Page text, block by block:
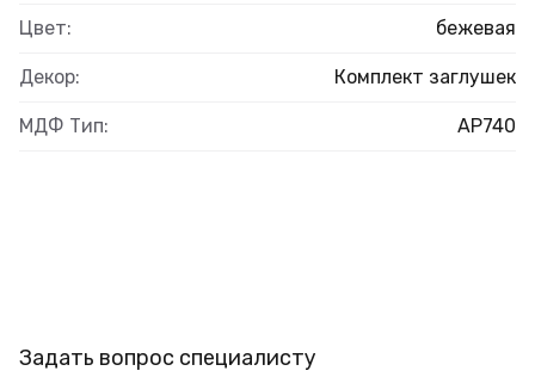
Цвет: бежевая
Декор: Комплект заглушек
МДФ Тип: AP740
Задать вопрос специалисту